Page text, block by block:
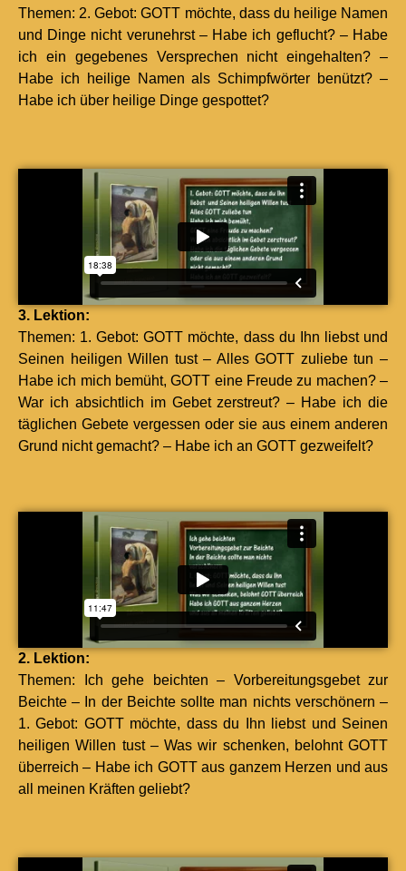
The­men: 2. Gebot: GOTT möchte, dass du heilige Namen
und Dinge nicht verunehrst – Habe ich geflucht? – Habe
ich ein gegebenes Ver­sprechen nicht einge­hal­ten? –
Habe ich heilige Namen als Schimpf­wörter benützt? –
Habe ich über heilige Dinge gespot­tet?
3. Lek­tion:
The­men: 1. Gebot: GOTT möchte, dass du Ihn lieb­st und
Seinen heili­gen Willen tust – Alles GOTT zuliebe tun –
Habe ich mich bemüht, GOTT eine Freude zu machen? –
War ich absichtlich im Gebet zer­streut? – Habe ich die
täglichen Gebete vergessen oder sie aus einem anderen
Grund nicht gemacht? – Habe ich an GOTT gezweifelt?
2. Lek­tion:
The­men: Ich gehe beicht­en – Vor­bere­itungs­ge­bet zur
Beichte – In der Beichte sollte man nichts ver­schön­ern –
1. Gebot: GOTT möchte, dass du Ihn lieb­st und Seinen
heili­gen Willen tust – Was wir schenken, belohnt GOTT
über­re­ich – Habe ich GOTT aus ganzem Herzen und aus
all meinen Kräften geliebt?